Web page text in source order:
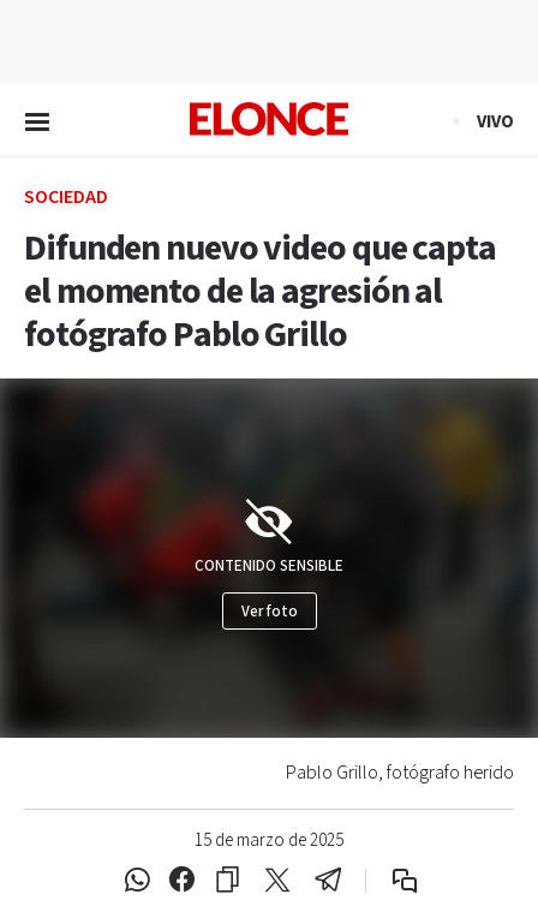
VIVO
SOCIEDAD
Difunden nuevo video que capta
el momento de la agresión al
fotógrafo Pablo Grillo
15 de marzo de 2025
CONTENIDO SENSIBLE
Ver foto
Pablo Grillo, fotógrafo herido